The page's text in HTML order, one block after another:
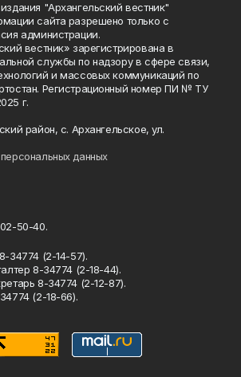
"Архангельский вестник"
сайта разрешено только с
администрации.
вестник» зарегистрирована в
службы по надзору в сфере связи,
и массовых коммуникаций по
Регистрационный номер ПИ № ТУ
г.
район, с. Архангельское, ул.
данных
50-40.
34774 (2-14-57).
8-34774 (2-18-44).
8-34774 (2-12-87).
(2-18-66).